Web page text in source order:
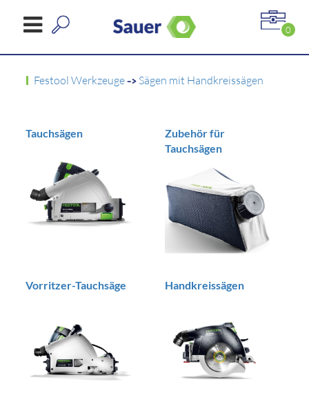
0
Festool Werkzeuge-> Sägen mit Handkreissägen
Tauchsägen
Zubehör für
Tauchsägen
Vorritzer-Tauchsäge Handkreissägen